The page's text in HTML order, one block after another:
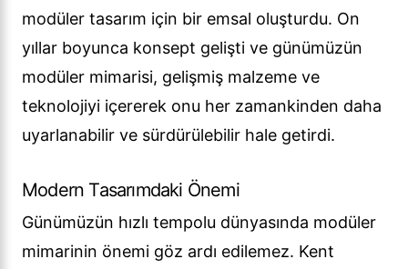
modüler tasarım için bir emsal oluşturdu. On
yıllar boyunca konsept gelişti ve günümüzün
modüler mimarisi, gelişmiş malzeme ve
teknolojiyi içererek onu her zamankinden daha
uyarlanabilir ve sürdürülebilir hale getirdi.
Modern Tasarımdaki Önemi
Günümüzün hızlı tempolu dünyasında modüler
mimarinin önemi göz ardı edilemez. Kent